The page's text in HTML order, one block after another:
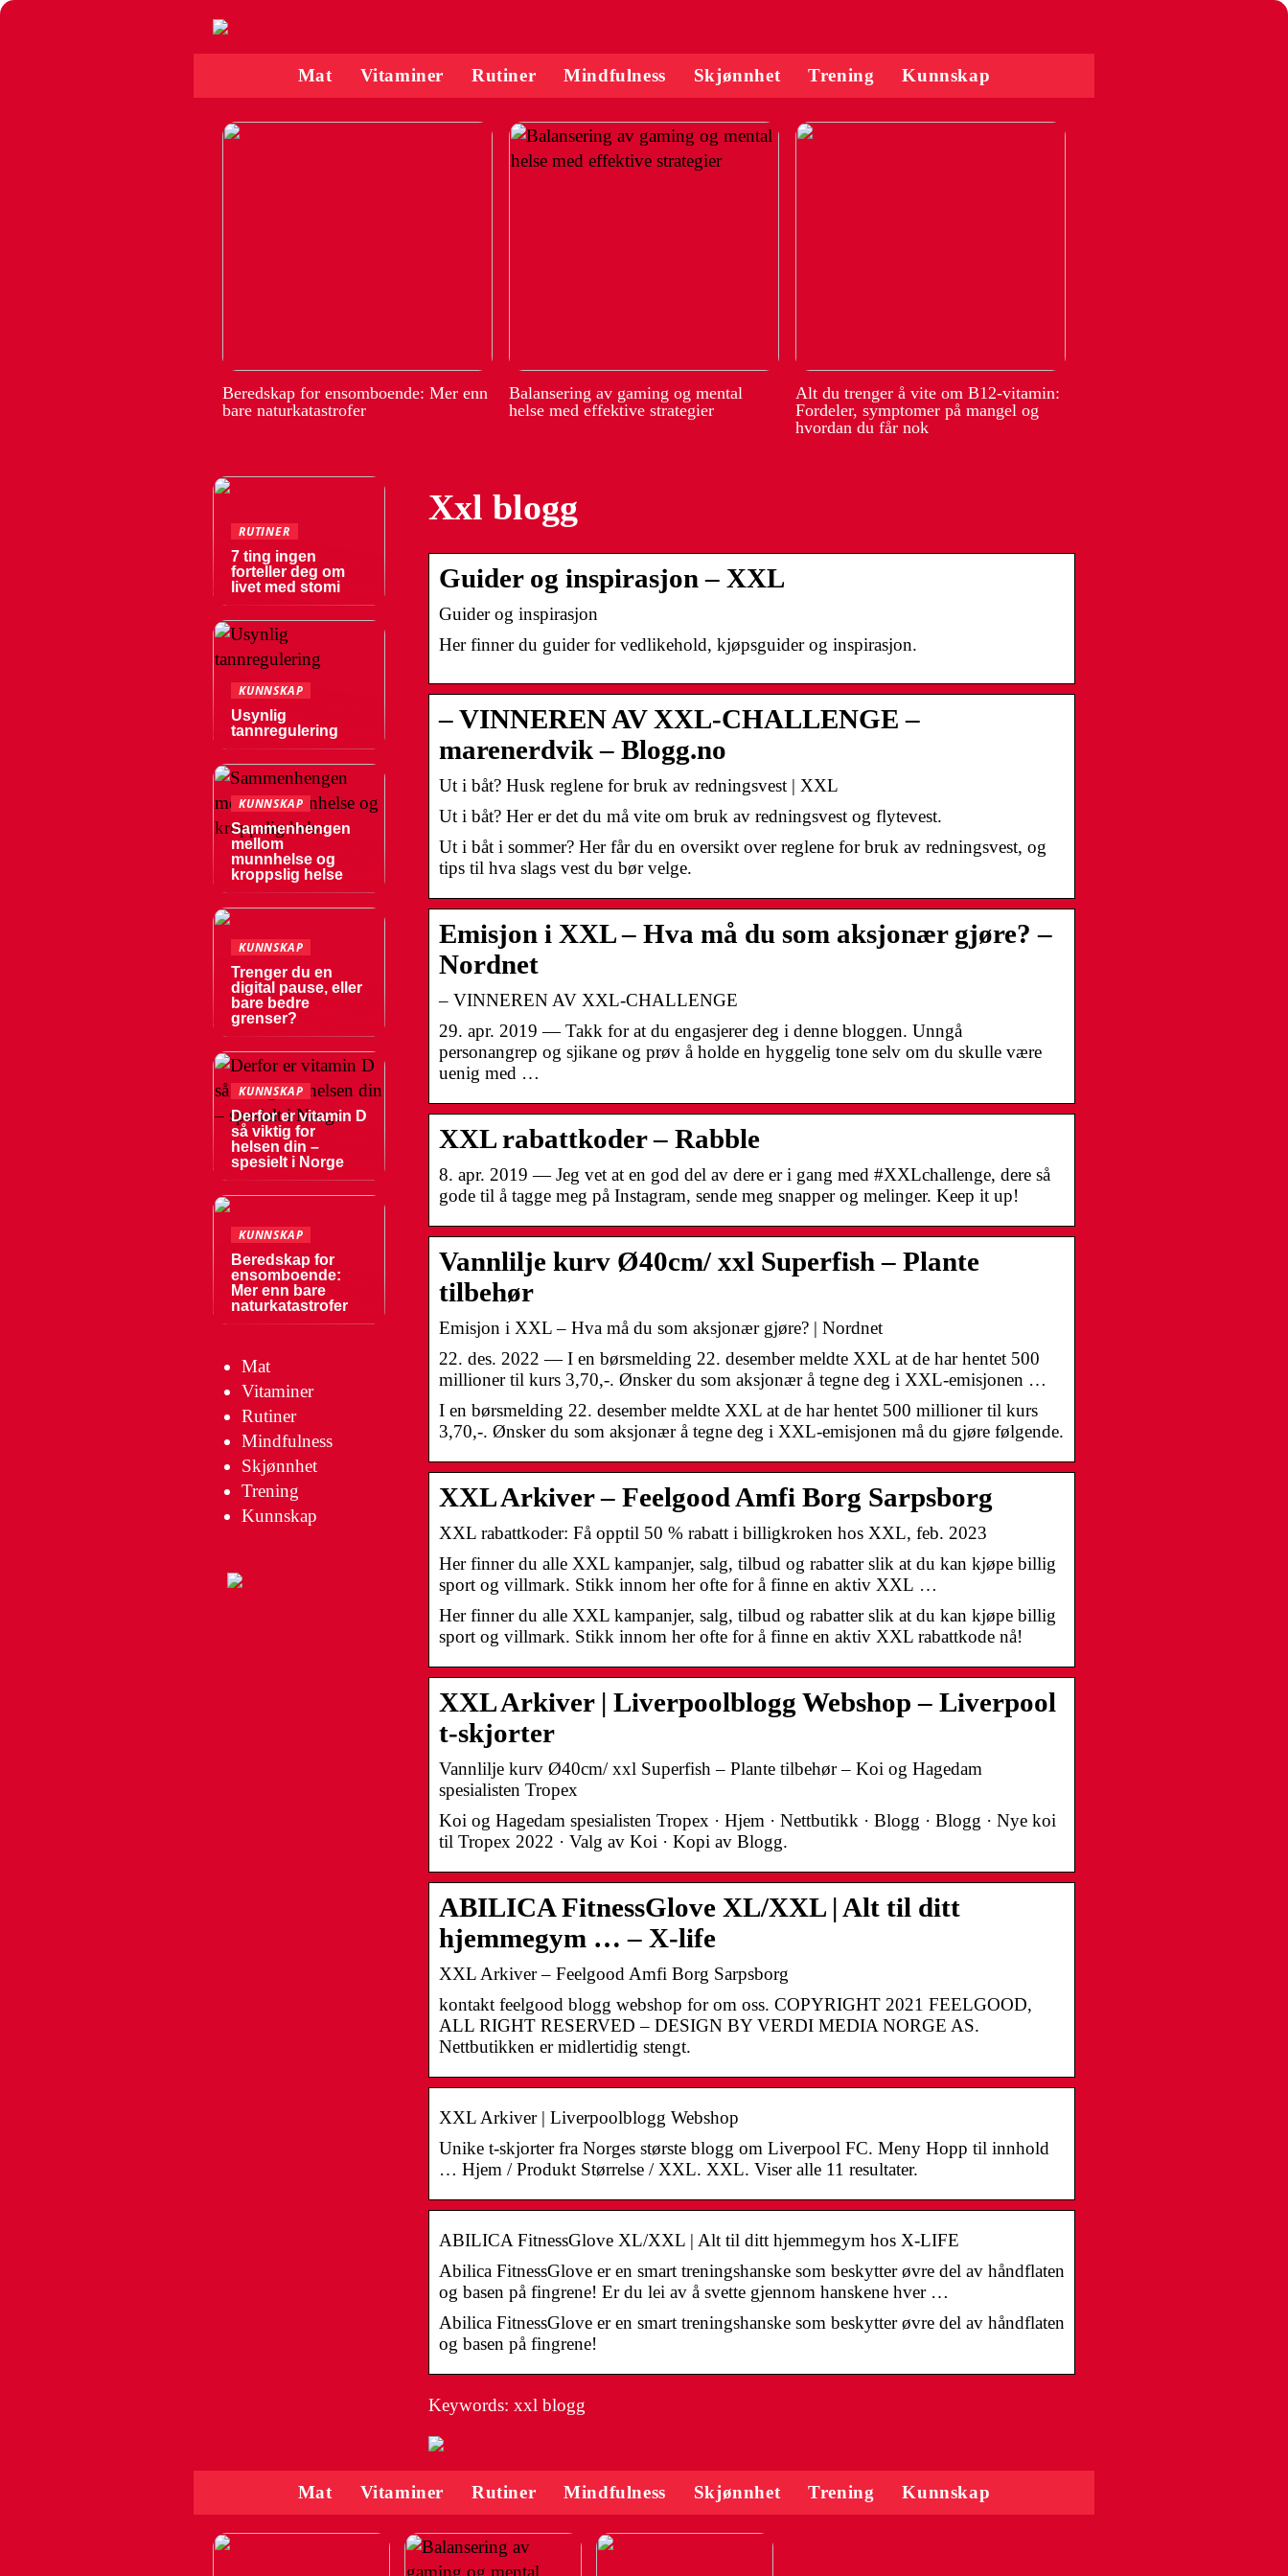
Mat Vitaminer Rutiner Mindfulness Skjønnhet Trening Kunnskap
Beredskap for ensomboende: Mer enn
bare naturkatastrofer
Balansering av gaming og mental
helse med effektive strategier
Alt du trenger å vite om B12-vitamin:
Fordeler, symptomer på mangel og
hvordan du får nok
Xxl blogg
Guider og inspirasjon – XXL
Guider og inspirasjon
Her finner du guider for vedlikehold, kjøpsguider og inspirasjon.
– VINNEREN AV XXL-CHALLENGE –
marenerdvik – Blogg.no
Ut i båt? Husk reglene for bruk av redningsvest | XXL
Ut i båt? Her er det du må vite om bruk av redningsvest og flytevest.
Ut i båt i sommer? Her får du en oversikt over reglene for bruk av redningsvest, og
tips til hva slags vest du bør velge.
Emisjon i XXL – Hva må du som aksjonær gjøre? –
Nordnet
– VINNEREN AV XXL-CHALLENGE
29. apr. 2019 — Takk for at du engasjerer deg i denne bloggen. Unngå
personangrep og sjikane og prøv å holde en hyggelig tone selv om du skulle være
uenig med …
XXL rabattkoder – Rabble
8. apr. 2019 — Jeg vet at en god del av dere er i gang med #XXLchallenge, dere så
gode til å tagge meg på Instagram, sende meg snapper og melinger. Keep it up!
Vannlilje kurv Ø40cm/ xxl Superfish – Plante
tilbehør
Emisjon i XXL – Hva må du som aksjonær gjøre? | Nordnet
22. des. 2022 — I en børsmelding 22. desember meldte XXL at de har hentet 500
millioner til kurs 3,70,-. Ønsker du som aksjonær å tegne deg i XXL-emisjonen …
I en børsmelding 22. desember meldte XXL at de har hentet 500 millioner til kurs
3,70,-. Ønsker du som aksjonær å tegne deg i XXL-emisjonen må du gjøre følgende.
XXL Arkiver – Feelgood Amfi Borg Sarpsborg
XXL rabattkoder: Få opptil 50 % rabatt i billigkroken hos XXL, feb. 2023
Her finner du alle XXL kampanjer, salg, tilbud og rabatter slik at du kan kjøpe billig
sport og villmark. Stikk innom her ofte for å finne en aktiv XXL …
Her finner du alle XXL kampanjer, salg, tilbud og rabatter slik at du kan kjøpe billig
sport og villmark. Stikk innom her ofte for å finne en aktiv XXL rabattkode nå!
XXL Arkiver | Liverpoolblogg Webshop – Liverpool
t-skjorter
Vannlilje kurv Ø40cm/ xxl Superfish – Plante tilbehør – Koi og Hagedam
spesialisten Tropex
Koi og Hagedam spesialisten Tropex · Hjem · Nettbutikk · Blogg · Blogg · Nye koi
til Tropex 2022 · Valg av Koi · Kopi av Blogg.
ABILICA FitnessGlove XL/XXL | Alt til ditt
hjemmegym … – X-life
XXL Arkiver – Feelgood Amfi Borg Sarpsborg
kontakt feelgood blogg webshop for om oss. COPYRIGHT 2021 FEELGOOD,
ALL RIGHT RESERVED – DESIGN BY VERDI MEDIA NORGE AS.
Nettbutikken er midlertidig stengt.
XXL Arkiver | Liverpoolblogg Webshop
Unike t-skjorter fra Norges største blogg om Liverpool FC. Meny Hopp til innhold
… Hjem / Produkt Størrelse / XXL. XXL. Viser alle 11 resultater.
ABILICA FitnessGlove XL/XXL | Alt til ditt hjemmegym hos X-LIFE
Abilica FitnessGlove er en smart treningshanske som beskytter øvre del av håndflaten
og basen på fingrene! Er du lei av å svette gjennom hanskene hver …
Abilica FitnessGlove er en smart treningshanske som beskytter øvre del av håndflaten
og basen på fingrene!
Keywords: xxl blogg
RUTINER
7 ting ingen
forteller deg om
livet med stomi
KUNNSKAP
Usynlig
tannregulering
KUNNSKAP
Sammenhengen
mellom
munnhelse og
kroppslig helse
KUNNSKAP
Trenger du en
digital pause, eller
bare bedre
grenser?
KUNNSKAP
Derfor er vitamin D
så viktig for
helsen din –
spesielt i Norge
KUNNSKAP
Beredskap for
ensomboende:
Mer enn bare
naturkatastrofer
Mat
Vitaminer
Rutiner
Mindfulness
Skjønnhet
Trening
Kunnskap
Mat Vitaminer Rutiner Mindfulness Skjønnhet Trening Kunnskap